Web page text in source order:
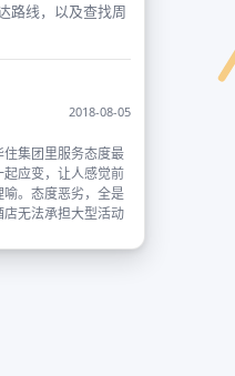
路线，以及查找周
2018-08-05
集团里服务态度最
应变，让人感觉前
。态度恶劣，全是
无法承担大型活动